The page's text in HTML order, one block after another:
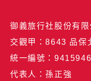
御義旅行社股份有限
交觀甲：8643 品保
統一編號：
代表人：孫正強